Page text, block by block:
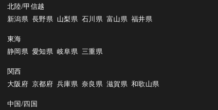
北陸/甲信越
新潟県 長野県 山梨県 石川県 富山県 福井県
東海
静岡県 愛知県 岐阜県 三重県
関西
大阪府 京都府 兵庫県 奈良県 滋賀県 和歌山県
中国/四国